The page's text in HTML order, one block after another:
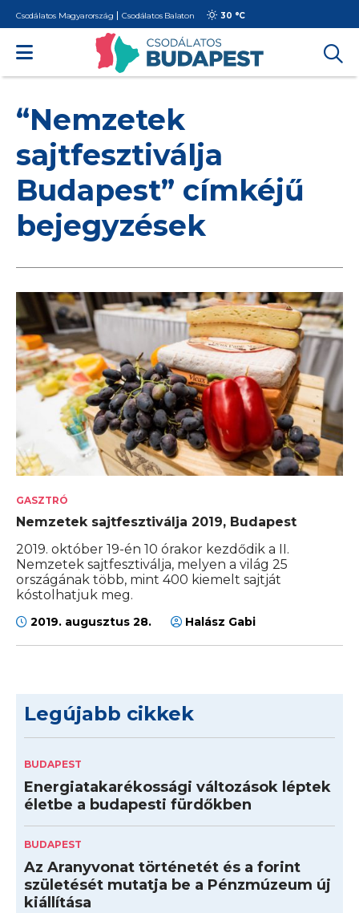
Csodálatos Magyarország Csodálatos Balaton 30 °C
“Nemzetek
sajtfesztiválja
Budapest” címkéjű
bejegyzések
GASZTRÓ
Nemzetek sajtfesztiválja 2019, Budapest
2019. október 19-én 10 órakor kezdődik a II.
Nemzetek sajtfesztiválja, melyen a világ 25
országának több, mint 400 kiemelt sajtját
kóstolhatjuk meg.
2019. augusztus 28. Halász Gabi
Legújabb cikkek
BUDAPEST
Energiatakarékossági változások léptek
életbe a budapesti fürdőkben
BUDAPEST
Az Aranyvonat történetét és a forint
születését mutatja be a Pénzmúzeum új
kiállítása